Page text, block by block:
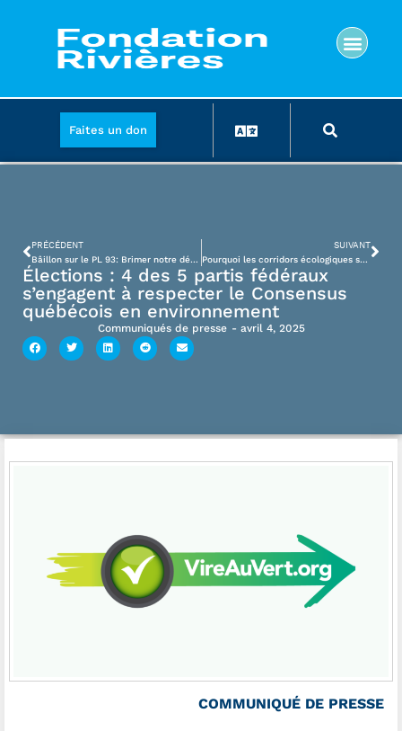
Faites un don
PRÉCÉDENT
Bâillon sur le PL 93: Brimer notre démocratie et nos milieux naturels pour satisfaire une entreprise américaine
SUIVANT
Pourquoi les corridors écologiques sont-ils essentiels au maintien de la biodiversité?
Élections : 4 des 5 partis fédéraux
s’engagent à respecter le Consensus
québécois en environnement
Communiqués de presse - avril 4, 2025
COMMUNIQUÉ DE PRESSE